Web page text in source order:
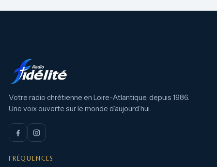
Votre radio chrétienne en Loire-Atlantique, depuis 1986.
Une voix ouverte sur le monde d’aujourd’hui.
FRÉQUENCES